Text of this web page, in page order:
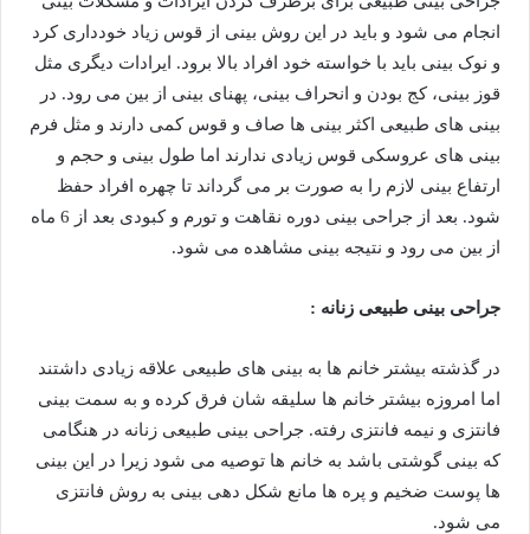
انجام می شود و باید در این روش بینی از قوس زیاد خودداری کرد
و نوک بینی باید با خواسته خود افراد بالا برود. ایرادات دیگری مثل
قوز بینی، کج بودن و انحراف بینی، پهنای بینی از بین می رود. در
بینی های طبیعی اکثر بینی ها صاف و قوس کمی دارند و مثل فرم
بینی های عروسکی قوس زیادی ندارند اما طول بینی و حجم و
ارتفاع بینی لازم را به صورت بر می گرداند تا چهره افراد حفظ
شود. بعد از جراحی بینی دوره نقاهت و تورم و کبودی بعد از 6 ماه
از بین می رود و نتیجه بینی مشاهده می شود.
جراحی بینی طبیعی زنانه :
در گذشته بیشتر خانم ها به بینی های طبیعی علاقه زیادی داشتند
اما امروزه بیشتر خانم ها سلیقه شان فرق کرده و به سمت بینی
فانتزی و نیمه فانتزی رفته. جراحی بینی طبیعی زنانه در هنگامی
که بینی گوشتی باشد به خانم ها توصیه می شود زیرا در این بینی
ها پوست ضخیم و پره ها مانع شکل دهی بینی به روش فانتزی
می شود.